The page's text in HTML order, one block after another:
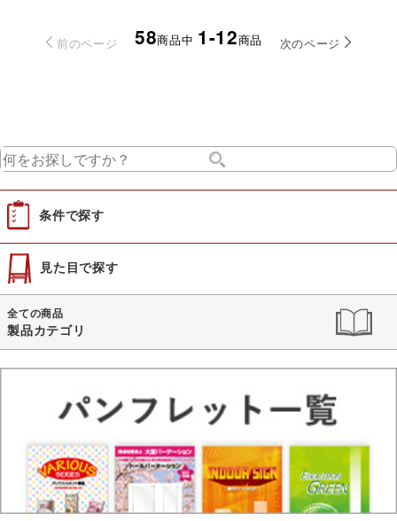
前のページ 58商品中 1-12商品 次のページ
条件で探す
見た目で探す
全ての商品
製品カテゴリ